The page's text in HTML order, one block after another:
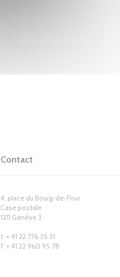
Contact
4, place du Bourg-de-Four
Case postale
1211 Genève 3
t: + 41 22 776 25 51
f: + 41 22 960 95 78